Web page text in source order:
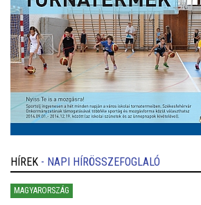
HÍREK - NAPI HÍRÖSSZEFOGLALÓ
MAGYARORSZÁG